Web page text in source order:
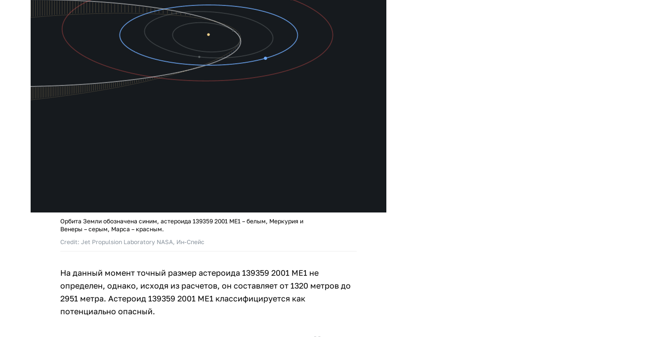
Орбита Земли обозначена синим, астероида 139359 2001 ME1 – белым, Меркурия и
Венеры – серым, Марса – красным.
Credit: Jet Propulsion Laboratory NASA, Ин-Спейс
На данный момент точный размер астероида 139359 2001 ME1 не
определен, однако, исходя из расчетов, он составляет от 1320 метров до
2951 метра. Астероид 139359 2001 ME1 классифицируется как
потенциально опасный.